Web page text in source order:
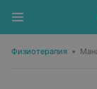
Физиотерапия •